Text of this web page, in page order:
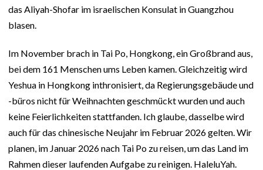
das Aliyah-Shofar im israelischen Konsulat in Guangzhou
blasen.
Im November brach in Tai Po, Hongkong, ein Großbrand aus,
bei dem 161 Menschen ums Leben kamen. Gleichzeitig wird
Yeshua in Hongkong inthronisiert, da Regierungsgebäude und
-büros nicht für Weihnachten geschmückt wurden und auch
keine Feierlichkeiten stattfanden. Ich glaube, dasselbe wird
auch für das chinesische Neujahr im Februar 2026 gelten. Wir
planen, im Januar 2026 nach Tai Po zu reisen, um das Land im
Rahmen dieser laufenden Aufgabe zu reinigen. HaleluYah.